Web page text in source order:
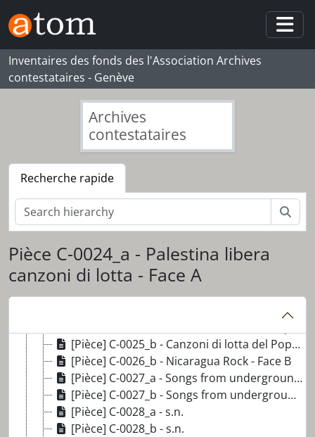
Skip to main content
Inventaires des fonds des l'Association Archives
contestataires - Genève
Archives
contestataires
Recherche rapide
Pièce C-0024_a - Palestina libera
canzoni di lotta - Face A
[Fonds] 073_NW - Nicolas Wadimoff
[Pièce] C-0025_b - Canzoni di lotta del Popolo palestinense Marcel Kalifè Al Mayadine - Face B
[Pièce] C-0026_b - Nicaragua Rock - Face B
[Pièce] C-0027_a - Songs from underground - Face A
[Pièce] C-0027_b - Songs from underground - Face B
[Pièce] C-0028_a - s.n.
[Pièce] C-0028_b - s.n.